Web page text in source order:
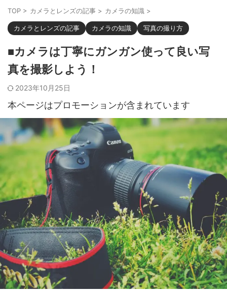
TOP > カメラとレンズの記事 > カメラの知識 >
カメラとレンズの記事 カメラの知識 写真の撮り方
■カメラは丁寧にガンガン使って良い写
真を撮影しよう！
2023年10月25日
本ページはプロモーションが含まれています